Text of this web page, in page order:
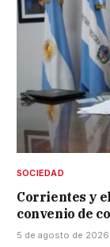
SOCIEDAD
Corrientes y
convenio de
5 de agosto de 2026